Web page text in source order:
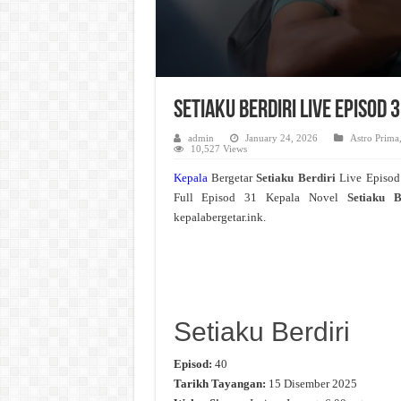
Setiaku Berdiri Live Episod
admin January 24, 2026 Astro Prima
10,527 Views
KepalaBergetarSetiaku BerdiriLive
Full Episod 31 Kepala Novel Setiaku
kepalabergetar.ink.
Setiaku Berdiri
Episod: 40
Tarikh Tayangan: 15 Disember 2025